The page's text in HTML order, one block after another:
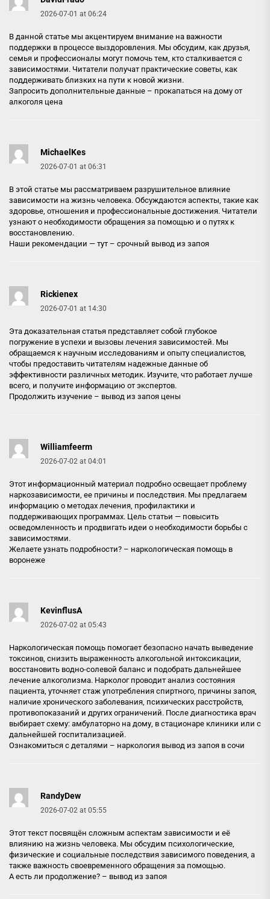
2026-07-01 at 06:24
В данной статье мы акцентируем внимание на важности
поддержки в процессе выздоровления. Мы обсудим, как друзья,
семья и профессионалы могут помочь тем, кто сталкивается с
зависимостями. Читатели получат практические советы, как
поддерживать близких на пути к новой жизни.
Запросить дополнительные данные – прокапаться на дому от
алкоголя цена
MichaelKes
2026-07-01 at 06:31
В этой статье мы рассматриваем разрушительное влияние
зависимости на жизнь человека. Обсуждаются аспекты, такие как
здоровье, отношения и профессиональные достижения. Читатели
узнают о необходимости обращения за помощью и о путях к
восстановлению.
Наши рекомендации — тут – срочный вывод из запоя
Rickienex
2026-07-01 at 14:30
Эта доказательная статья представляет собой глубокое
погружение в успехи и вызовы лечения зависимостей. Мы
обращаемся к научным исследованиям и опыту специалистов,
чтобы предоставить читателям надежные данные об
эффективности различных методик. Изучите, что работает лучше
всего, и получите информацию от экспертов.
Продолжить изучение – вывод из запоя цены
Williamfeerm
2026-07-02 at 04:01
Этот информационный материал подробно освещает проблему
наркозависимости, ее причины и последствия. Мы предлагаем
информацию о методах лечения, профилактики и
поддерживающих программах. Цель статьи — повысить
осведомленность и продвигать идеи о необходимости борьбы с
зависимостями.
Желаете узнать подробности? – наркологическая помощь в
воронеже
KevinflusA
2026-07-02 at 05:43
Наркологическая помощь помогает безопасно начать выведение
токсинов, снизить выраженность алкогольной интоксикации,
восстановить водно-солевой баланс и подобрать дальнейшее
лечение алкоголизма. Нарколог проводит анализ состояния
пациента, уточняет стаж употребления спиртного, причины запоя,
наличие хронического заболевания, психических расстройств,
противопоказаний и других ограничений. После диагностика врач
выбирает схему: амбулаторно на дому, в стационаре клиники или с
дальнейшей госпитализацией.
Ознакомиться с деталями – наркология вывод из запоя в сочи
RandyDew
2026-07-02 at 05:55
Этот текст посвящён сложным аспектам зависимости и её
влиянию на жизнь человека. Мы обсудим психологические,
физические и социальные последствия зависимого поведения, а
также важность своевременного обращения за помощью.
А есть ли продолжение? – вывод из запоя